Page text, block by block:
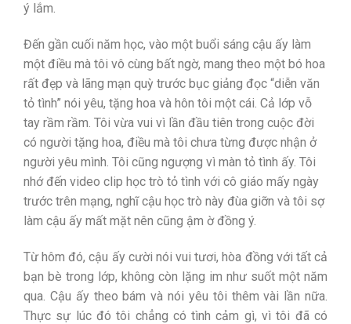
ý lắm.
Đến gần cuối năm học, vào một buổi sáng cậu ấy làm
một điều mà tôi vô cùng bất ngờ, mang theo một bó hoa
rất đẹp và lãng mạn quỳ trước bục giảng đọc “diễn văn
tỏ tình” nói yêu, tặng hoa và hôn tôi một cái. Cả lớp vỗ
tay rầm rầm. Tôi vừa vui vì lần đầu tiên trong cuộc đời
có người tặng hoa, điều mà tôi chưa từng được nhận ở
người yêu mình. Tôi cũng ngượng vì màn tỏ tình ấy. Tôi
nhớ đến video clip học trò tỏ tình với cô giáo mấy ngày
trước trên mạng, nghĩ cậu học trò này đùa giỡn và tôi sợ
làm cậu ấy mất mặt nên cũng ậm ờ đồng ý.
Từ hôm đó, cậu ấy cười nói vui tươi, hòa đồng với tất cả
bạn bè trong lớp, không còn lặng im như suốt một năm
qua. Cậu ấy theo bám và nói yêu tôi thêm vài lần nữa.
Thực sự lúc đó tôi chẳng có tình cảm gì, vì tôi đã có